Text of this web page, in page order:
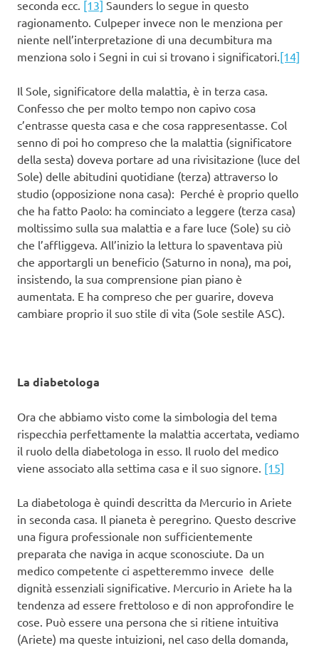
seconda ecc. [13] Saunders lo segue in questo
ragionamento. Culpeper invece non le menziona per
niente nell’interpretazione di una decumbitura ma
menziona solo i Segni in cui si trovano i significatori.[14]
Il Sole, significatore della malattia, è in terza casa.
Confesso che per molto tempo non capivo cosa
c’entrasse questa casa e che cosa rappresentasse. Col
senno di poi ho compreso che la malattia (significatore
della sesta) doveva portare ad una rivisitazione (luce del
Sole) delle abitudini quotidiane (terza) attraverso lo
studio (opposizione nona casa): Perché è proprio quello
che ha fatto Paolo: ha cominciato a leggere (terza casa)
moltissimo sulla sua malattia e a fare luce (Sole) su ciò
che l’affliggeva. All’inizio la lettura lo spaventava più
che apportargli un beneficio (Saturno in nona), ma poi,
insistendo, la sua comprensione pian piano è
aumentata. E ha compreso che per guarire, doveva
cambiare proprio il suo stile di vita (Sole sestile ASC).
La diabetologa
Ora che abbiamo visto come la simbologia del tema
rispecchia perfettamente la malattia accertata, vediamo
il ruolo della diabetologa in esso. Il ruolo del medico
viene associato alla settima casa e il suo signore. [15]
La diabetologa è quindi descritta da Mercurio in Ariete
in seconda casa. Il pianeta è peregrino. Questo descrive
una figura professionale non sufficientemente
preparata che naviga in acque sconosciute. Da un
medico competente ci aspetteremmo invece delle
dignità essenziali significative. Mercurio in Ariete ha la
tendenza ad essere frettoloso e di non approfondire le
cose. Può essere una persona che si ritiene intuitiva
(Ariete) ma queste intuizioni, nel caso della domanda,